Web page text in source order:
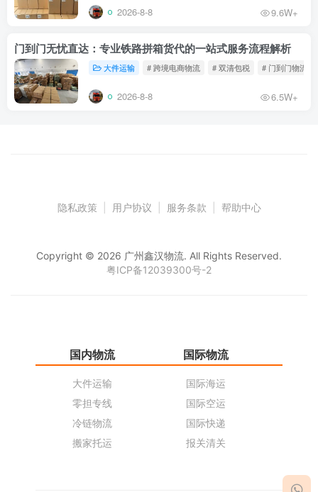
2026-8-8 9.6W+
门到门无忧直达：专业铁路拼箱货代的一站式服务流程解析
大件运输 # 跨境电商物流 # 双清包税 # 门到门物流
2026-8-8 6.5W+
隐私政策 用户协议 服务条款 帮助中心
Copyright © 2026 广州鑫汉物流. All Rights Reserved.
粤ICP备12039300号-2
国内物流
大件运输
零担专线
冷链物流
搬家托运
国际物流
国际海运
国际空运
国际快递
报关清关